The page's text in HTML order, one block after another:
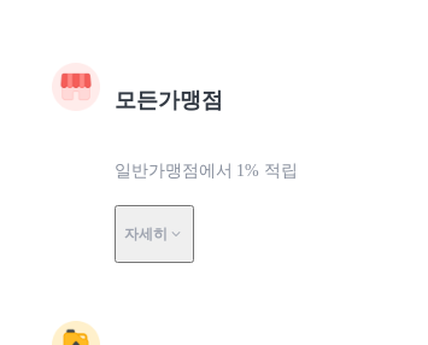
모든가맹점
일반가맹점에서 1% 적립
자세히